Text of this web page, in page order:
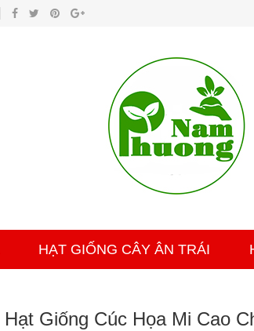
HẠT GIỐNG CÂY ÂN TRÁI
Hạt Giống Cúc Họa Mi Cao